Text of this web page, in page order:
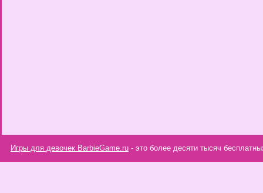
Игры для девочек BarbieGame.ru - это более десяти тысяч